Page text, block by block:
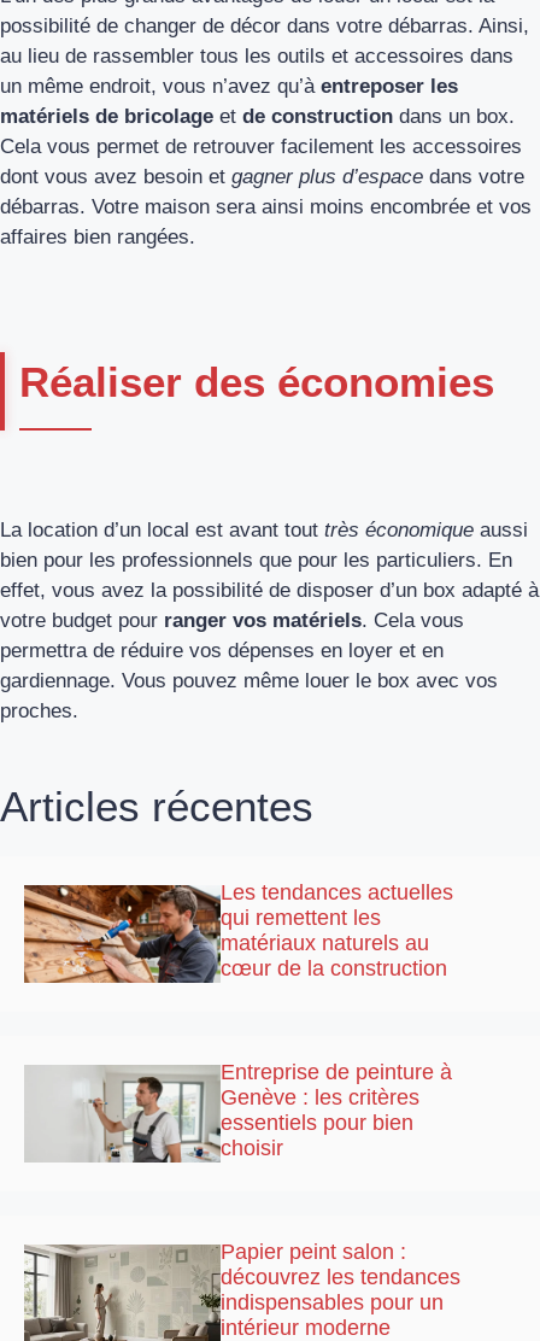
possibilité de changer de décor dans votre débarras. Ainsi,
au lieu de rassembler tous les outils et accessoires dans
un même endroit, vous n’avez qu’à entreposer les
matériels de bricolage et de construction dans un box.
Cela vous permet de retrouver facilement les accessoires
dont vous avez besoin et gagner plus d’espace dans votre
débarras. Votre maison sera ainsi moins encombrée et vos
affaires bien rangées.
Réaliser des économies
La location d’un local est avant tout très économique aussi
bien pour les professionnels que pour les particuliers. En
effet, vous avez la possibilité de disposer d’un box adapté à
votre budget pour ranger vos matériels. Cela vous
permettra de réduire vos dépenses en loyer et en
gardiennage. Vous pouvez même louer le box avec vos
proches.
Articles récentes
Les tendances actuelles
qui remettent les
matériaux naturels au
cœur de la construction
Entreprise de peinture à
Genève : les critères
essentiels pour bien
choisir
Papier peint salon :
découvrez les tendances
indispensables pour un
intérieur moderne